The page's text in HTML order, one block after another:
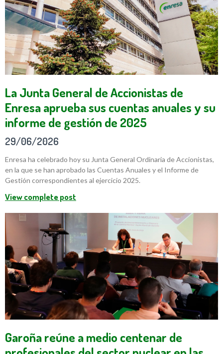
La Junta General de Accionistas de
Enresa aprueba sus cuentas anuales y su
informe de gestión de 2025
29/06/2026
Enresa ha celebrado hoy su Junta General Ordinaria de Accionistas,
en la que se han aprobado las Cuentas Anuales y el Informe de
Gestión correspondientes al ejercicio 2025.
View complete post
Garoña reúne a medio centenar de